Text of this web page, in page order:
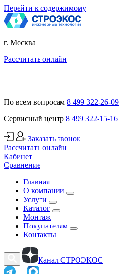
Перейти к содержимому
г. Москва
Рассчитать онлайн
По всем вопросам 8 499 322-26-09
Сервисный центр 8 499 322-15-16
Заказать звонок
Рассчитать онлайн
Кабинет
Сравнение
Главная
О компании
Услуги
Каталог
Монтаж
Покупателям
Контакты
Канал СТРОЭКОС